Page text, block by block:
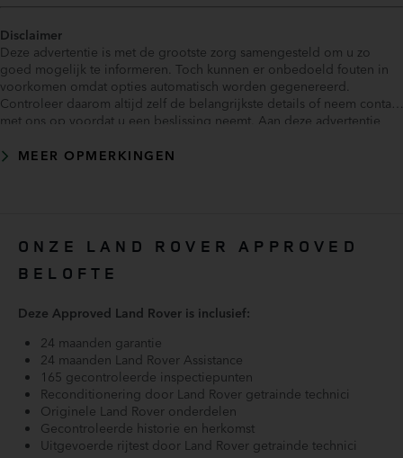
Ebony Morzine hemelbekleding (188HD)
Elektrische ramen voor en achter
Elektrisch in- en uitklapbare trekhaak (028LD)
Elektrisch verstelbare bestuurdersstoel
Elektrisch verstelbare stuurkolom (049AL)
Elektronisch Stabiliteits Programma
Hill hold functie
Hoofd airbag(s) achter
Instructieboekjes aanwezig
Interactive Driver Display (038ID)
Keyless entry/start
Koelcompartiment voor opbergvak in middenconsole voor
(045CB)
Koplampsproeiers (064BV)
Lage gearing
Disclaimer
Deze advertentie is met de grootste zorg samengesteld om u zo
goed mogelijk te informeren. Toch kunnen er onbedoeld fouten in
voorkomen omdat opties automatisch worden gegenereerd.
Controleer daarom altijd zelf de belangrijkste details of neem contact
met ons op voordat u een beslissing neemt. Aan deze advertentie
MEER OPMERKINGEN
ONZE LAND ROVER APPROVED
BELOFTE
Deze Approved Land Rover is inclusief:
24 maanden garantie
24 maanden Land Rover Assistance
165 gecontroleerde inspectiepunten
Reconditionering door Land Rover getrainde technici
Originele Land Rover onderdelen
Gecontroleerde historie en herkomst
Uitgevoerde rijtest door Land Rover getrainde technici